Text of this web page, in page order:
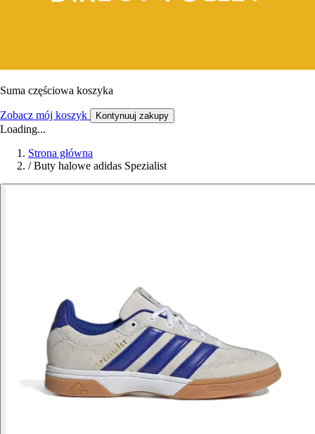
Suma częściowa koszyka
Zobacz mój koszyk Kontynuuj zakupy
Loading...
Strona główna
/ Buty halowe adidas Spezialist